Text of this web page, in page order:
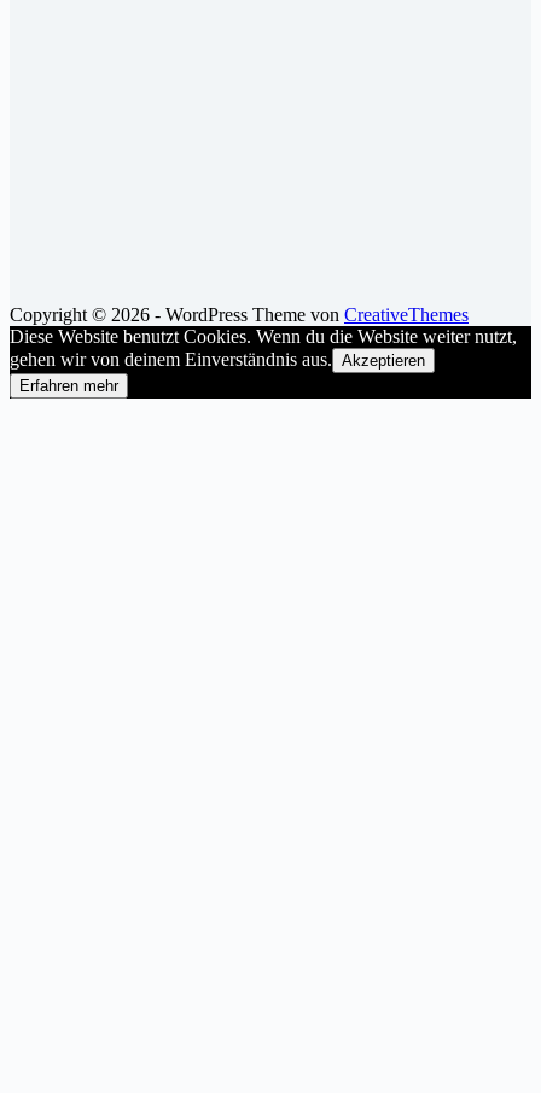
Copyright © 2026 - WordPress Theme von CreativeThemes
Diese Website benutzt Cookies. Wenn du die Website weiter nutzt,
gehen wir von deinem Einverständnis aus. Akzeptieren
Erfahren mehr